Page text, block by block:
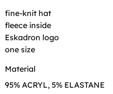
fine-knit hat
fleece inside
Eskadron logo
one size
Material
95% ACRYL, 5% ELASTANE